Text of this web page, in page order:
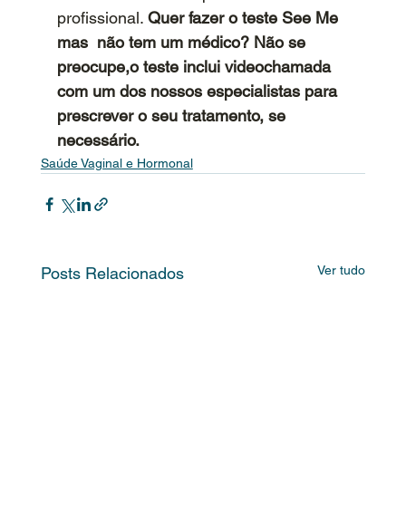
profissional. Quer fazer o teste See Me
mas  não tem um médico? Não se
preocupe,o teste inclui videochamada
com um dos nossos especialistas para
prescrever o seu tratamento, se
necessário.
Saúde Vaginal e Hormonal
Posts Relacionados Ver tudo